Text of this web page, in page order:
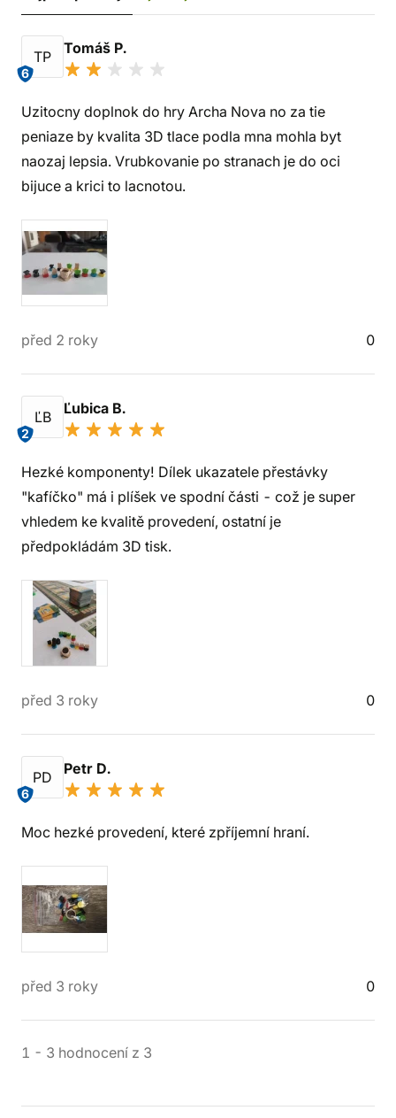
TP
6
Tomáš P.
Uzitocny doplnok do hry Archa Nova no za tie
peniaze by kvalita 3D tlace podla mna mohla byt
naozaj lepsia. Vrubkovanie po stranach je do oci
bijuce a krici to lacnotou.
před 2 roky 0
ĽB
2
Ľubica B.
Hezké komponenty! Dílek ukazatele přestávky
"kafíčko" má i plíšek ve spodní části - což je super
vhledem ke kvalitě provedení, ostatní je
předpokládám 3D tisk.
před 3 roky 0
PD
6
Petr D.
Moc hezké provedení, které zpříjemní hraní.
před 3 roky 0
1 - 3 hodnocení z 3